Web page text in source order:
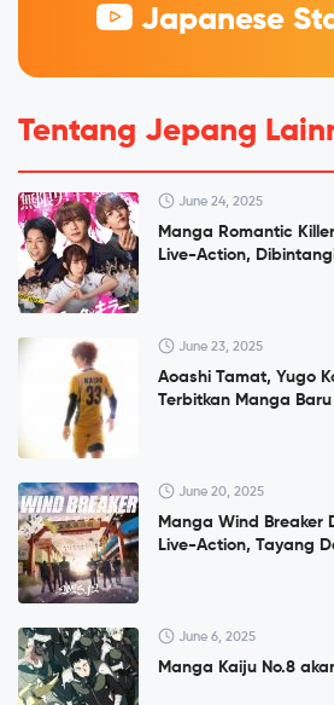
Japanese
Tentang Jepang
June 24, 2025
Manga Romantic
Live-Action,
June 23, 2025
Aoashi Tamat, Yugo
Terbitkan Manga
June 20, 2025
Manga Wind Breaker
Live-Action, Tayang
June 6, 2025
Manga Kaiju No.8